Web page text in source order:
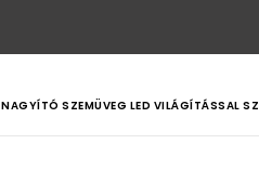
NAGYÍTÓ SZEMÜVEG LED VILÁGÍTÁSSAL